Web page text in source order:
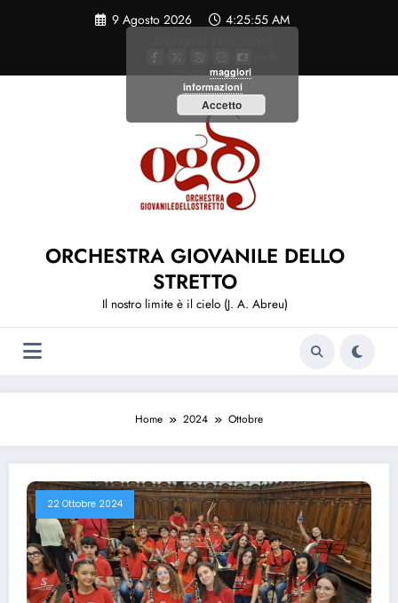
9 Agosto 2026 4:25:56 AM
ORCHESTRA GIOVANILE DELLO
STRETTO
Il nostro limite è il cielo (J. A. Abreu)
Home 2024 Ottobre
22 Ottobre 2024
l'utilizzo dei cookie da parte
maggiori
informazioni
Accetto